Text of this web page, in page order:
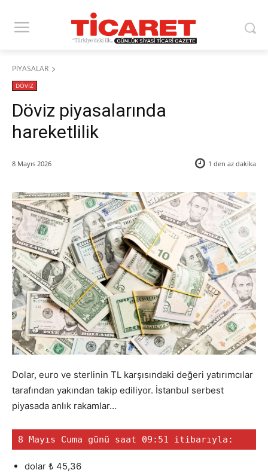
PİYASALAR
DÖVİZ
Döviz piyasalarında
hareketlilik
8 Mayıs 2026 1 den az dakika
Dolar, euro ve sterlinin TL karşısındaki değeri yatırımcılar
tarafından yakından takip ediliyor. İstanbul serbest
piyasada anlık rakamlar…
8 Mayıs Cuma günü saat 09:51 itibarıyla:
dolar ₺ 45,36